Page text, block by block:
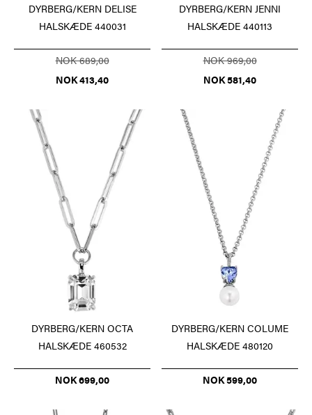
DYRBERG/KERN DELISE
HALSKÆDE 440031
NOK 689,00
NOK 413,40
DYRBERG/KERN JENNI
HALSKÆDE 440113
NOK 969,00
NOK 581,40
DYRBERG/KERN OCTA
HALSKÆDE 460532
NOK 699,00
DYRBERG/KERN COLUME
HALSKÆDE 480120
NOK 599,00